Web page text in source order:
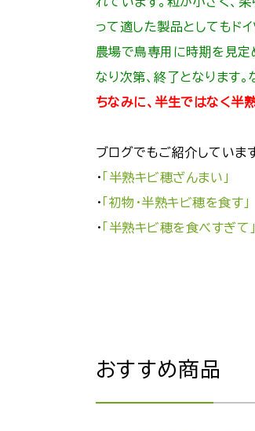
って適した製品としてもド
農場で鳥専用に時期を見定
なり次第、終了となります
ちなみに、半生ではなく半
ブログでもご紹介していま
・
「半熟キビ穂ざんまい」
・
「初物・半熟キビ穂を食す」
・
「半熟キビ穂を食べすぎて」
おすすめ商品